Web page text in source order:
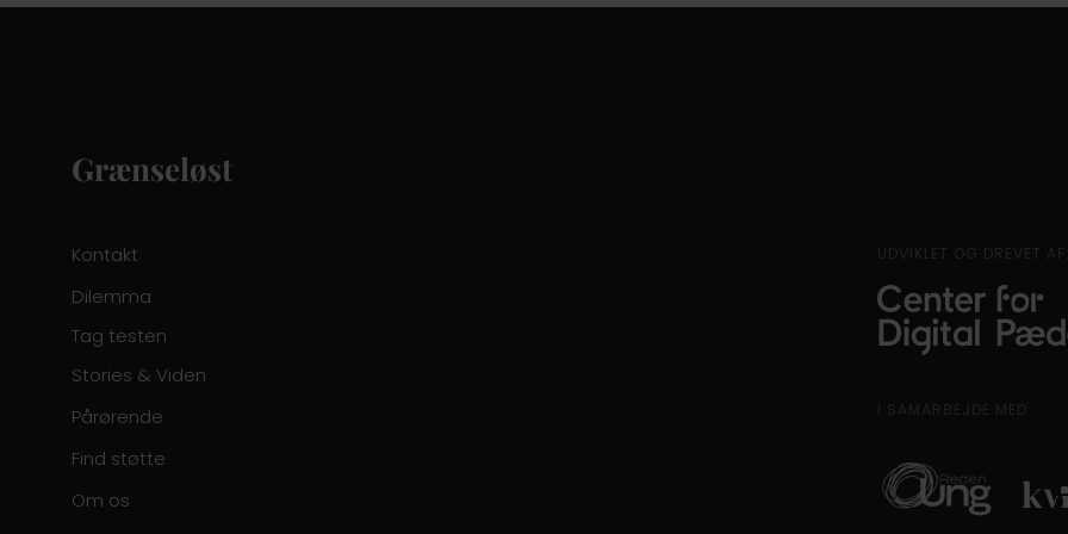
Grænseløst
Kontakt
Dilemma
Tag testen
Stories & Viden
Pårørende
Find støtte
Om os
UDVIKLET OG DREVET
I SAMARBEJDE MED: